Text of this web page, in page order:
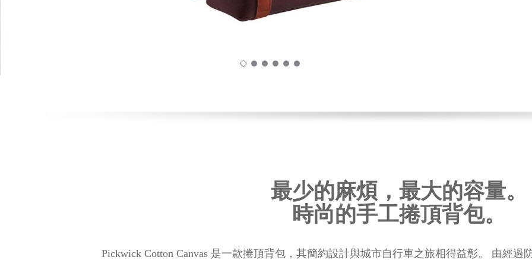
最少的麻煩，最大的容量。
時尚的手工捲頂背包。
Pickwick Cotton Canvas 是一款捲頂背包，其簡約設計與城市自行車之旅相得益彰。 由經過